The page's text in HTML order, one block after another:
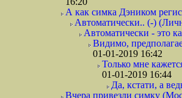
А как симка Дэником
Автоматически.. (-)
Автоматически - это
Видимо,
01-01-2019 16:42
Только мне
01-01-2019 16:44
Да, кстати, а
Вчера привезли симку